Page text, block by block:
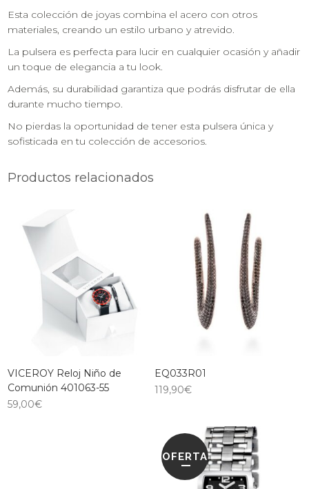
Esta colección de joyas combina el acero con otros
materiales, creando un estilo urbano y atrevido.
La pulsera es perfecta para lucir en cualquier ocasión y añadir
un toque de elegancia a tu look.
Además, su durabilidad garantiza que podrás disfrutar de ella
durante mucho tiempo.
No pierdas la oportunidad de tener esta pulsera única y
sofisticada en tu colección de accesorios.
Productos relacionados
VICEROY Reloj Niño de
Comunión 401063-55
59,00€
EQ033R01
119,90€
OFERTA